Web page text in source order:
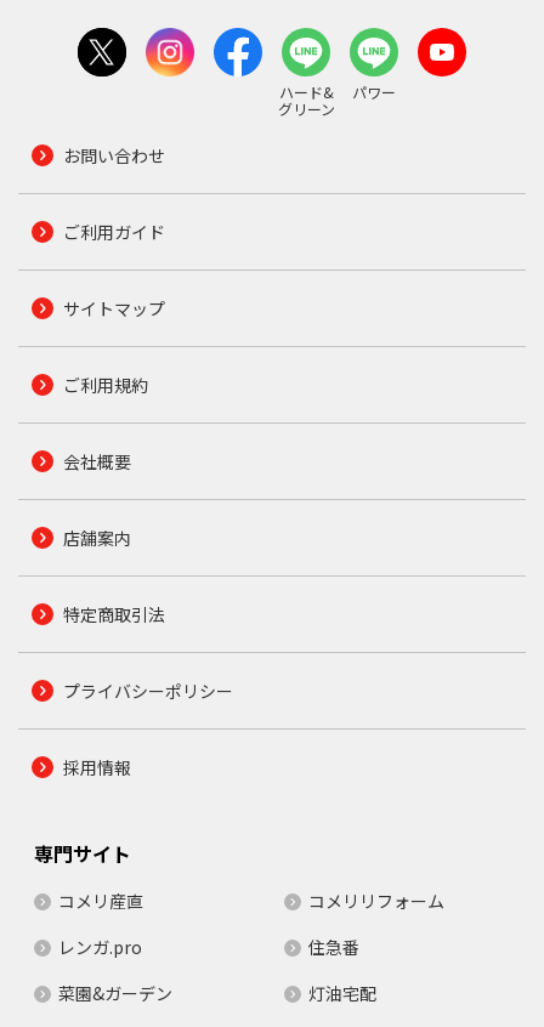
ハード&
グリーン
パワー
お問い合わせ
ご利用ガイド
サイトマップ
ご利用規約
会社概要
店舗案内
特定商取引法
プライバシーポリシー
採用情報
専門サイト
コメリ産直
コメリリフォーム
レンガ.pro
住急番
菜園&ガーデン
灯油宅配